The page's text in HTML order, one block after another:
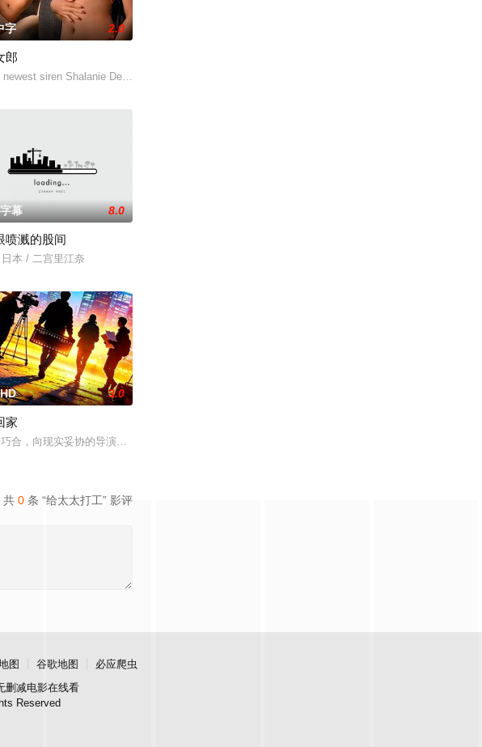
查真相，誓要找出躲在屏幕背后的始作俑者。随着调查深入，侦探
of an alcoholic fathe
字 2.0
郎
siren Shalanie De Vera and Athena Red sizzle in a sto
张天盛虽被种种诡怪幻
幕 8.0
喷溅的股间
本 / 二宫里江奈
涯。朱音为了支撑家数在酒吧
活、哥哥向往的名校前途。砌砖建墙，朴拙的体力劳动，来得实实
摄影师瑞真展开。在面对跨越视力障碍、好不容易成为陶艺家却离奇身亡的双胞胎妹妹瑞音时，瑞真
3.0
家
合，向现实妥协的导演朱达仁萌生拍一部《河南人在北京》电影的念头，在说服主编姚松、老乡韩战
共 0 条 “给太太打工” 影评
图 谷歌地图
必应爬虫
删减电影在线看
Reserved